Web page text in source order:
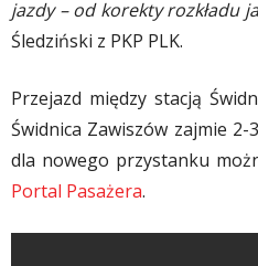
jazdy – od korekty rozkładu
Śledziński z PKP PLK.
Przejazd między stacją
Świdnica Zawiszów zajmie
dla nowego przystanku
Portal Pasażera.